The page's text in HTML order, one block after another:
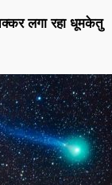
लगा रहा धूमकेतु